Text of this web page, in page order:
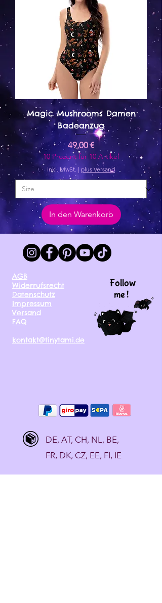
Magic Mushrooms Damen
Badeanzug
Preis
49,00 €
10 Prozent für 10 Artikel
inkl. MwSt. | plus Versand
In den Warenkorb
AGB
Widerrufsrecht
Datenschutz
Impressum
Versand
FAQ
kontakt@tinytami.de
Follow
me !
DE, AT, CH, NL, BE,
FR, DK, CZ, EE, FI, IE